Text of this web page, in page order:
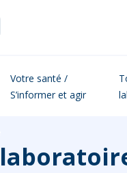
Votre santé /
S’informer et agir